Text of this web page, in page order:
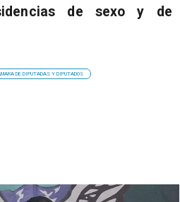
de sexo y de
DE DIPUTADAS Y DIPUTADOS